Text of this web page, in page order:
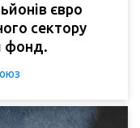
євро
сектору
фонд.